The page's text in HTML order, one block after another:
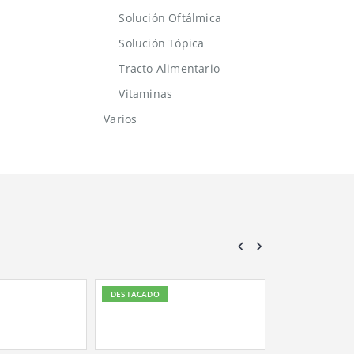
Solución Oftálmica
Solución Tópica
Tracto Alimentario
Vitaminas
Varios
DESTACADO